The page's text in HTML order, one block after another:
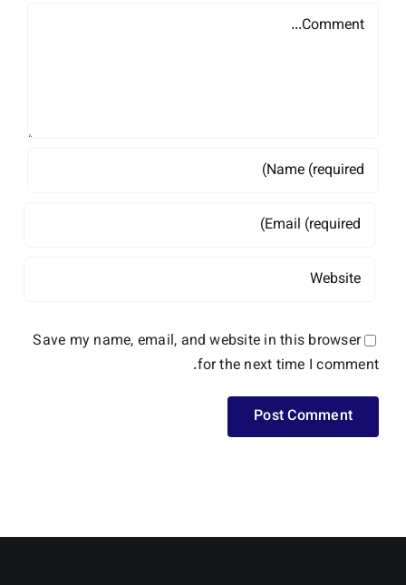
Comment
Save my name, email, and website in this browser
for the next time I comment.